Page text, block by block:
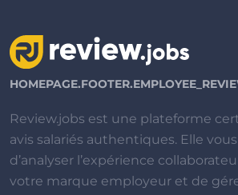
Review.jobs est une plateforme
avis salariés authentiques. Elle
d’analyser l’expérience
votre marque employeur et de